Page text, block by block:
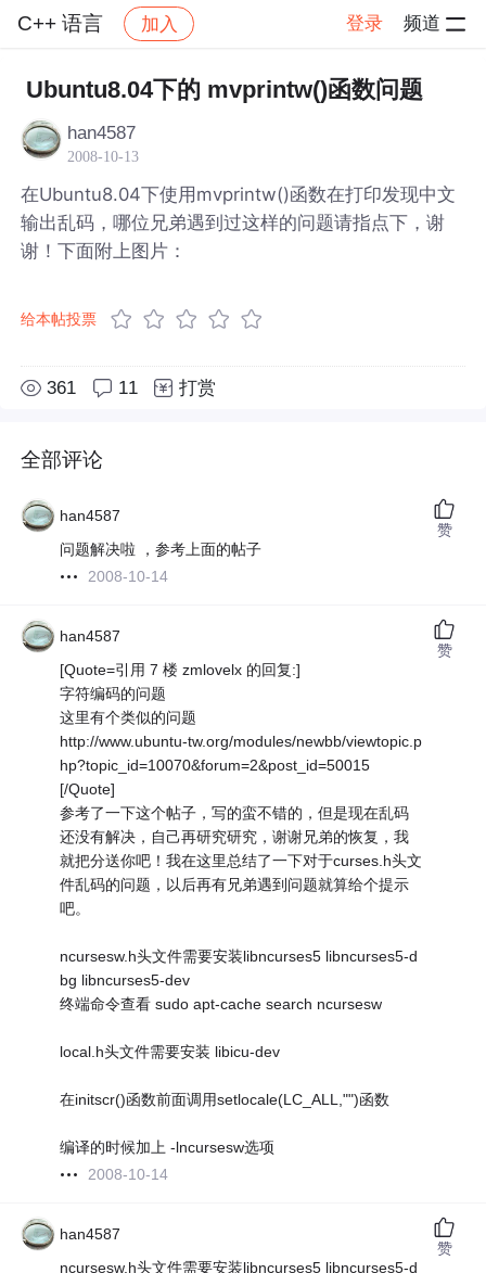
C++ 语言 加入 登录 频道
社区 C++ 语言 帖子详情
Ubuntu8.04下的 mvprintw()函数问题
han4587
2008-10-13
在Ubuntu8.04下使用mvprintw()函数在打印发现中文
输出乱码，哪位兄弟遇到过这样的问题请指点下，谢
谢！下面附上图片：
给本帖投票
361 11 打赏
全部评论
han4587
问题解决啦 ，参考上面的帖子
2008-10-14
赞
han4587
[Quote=引用 7 楼 zmlovelx 的回复:]
字符编码的问题
这里有个类似的问题
http://www.ubuntu-tw.org/modules/newbb/viewtopic.p
hp?topic_id=10070&forum=2&post_id=50015
[/Quote]
参考了一下这个帖子，写的蛮不错的，但是现在乱码
还没有解决，自己再研究研究，谢谢兄弟的恢复，我
就把分送你吧！我在这里总结了一下对于curses.h头文
件乱码的问题，以后再有兄弟遇到问题就算给个提示
吧。
ncursesw.h头文件需要安装libncurses5 libncurses5-d
bg libncurses5-dev
终端命令查看 sudo apt-cache search ncursesw
local.h头文件需要安装 libicu-dev
在initscr()函数前面调用setlocale(LC_ALL,"")函数
编译的时候加上 -lncursesw选项
2008-10-14
赞
han4587
ncursesw.h头文件需要安装libncurses5 libncurses5-d
赞